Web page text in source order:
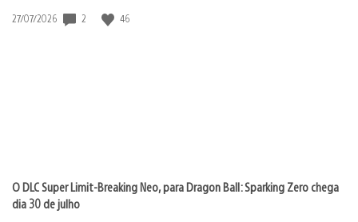
Data
27/07/2026 2 46
O DLC Super Limit-Breaking Neo, para Dragon Ball: Sparking Zero chega
dia 30 de julho